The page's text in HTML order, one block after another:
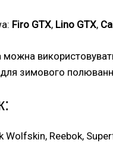
Firo GTX, Lino GTX,
для зимового
Wolfskin, Reebok,